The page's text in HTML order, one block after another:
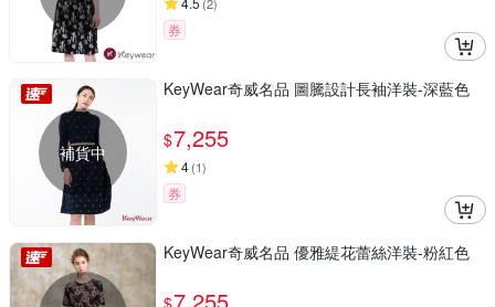
(2)
券
補貨中
KeyWear奇威名品 圖騰設計長袖洋裝-深藍色
$7,255
4(1)
券
KeyWear奇威名品 優雅緹花蕾絲洋裝-粉紅色